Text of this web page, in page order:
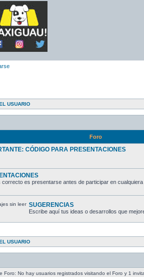
USUARIO
Foro
CÓDIGO PARA PRESENTACIONES
correcto es presentarse antes de participar en
SUGERENCIAS
Escribe aquí tus ideas o desarrollos que
USUARIO
Foro: No hay usuarios registrados visitando el Foro y 1